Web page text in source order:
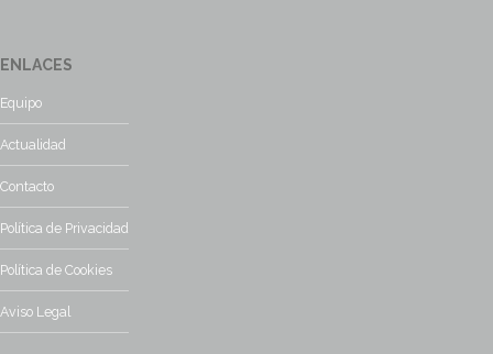
ENLACES
Equipo
Actualidad
Contacto
Política de Privacidad
Política de Cookies
Aviso Legal